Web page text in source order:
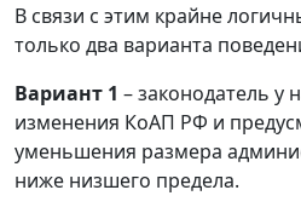
В связи с этим крайне
только два варианта
Вариант 1 – законодатель у
изменения КоАП РФ и
уменьшения размера
ниже низшего предела.